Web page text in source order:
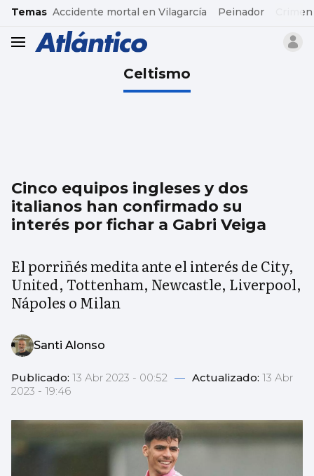
common.go-to-content
Temas Accidente mortal en Vilagarcía Peinador
header.menu.open
Celtismo
Cinco equipos ingleses y dos
italianos han confirmado su
interés por fichar a Gabri Veiga
El porriñés medita ante el interés de City,
United, Tottenham, Newcastle, Liverpool,
Nápoles o Milan
Santi Alonso
Publicado: 13 Abr 2023 - 00:52 — Actualizado: 13 Abr
2023 - 19:46